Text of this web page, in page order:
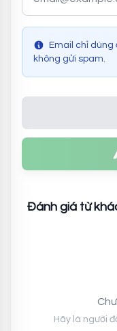
Email chỉ dùng
không gửi spam.
Đánh giá từ
Hãy là người